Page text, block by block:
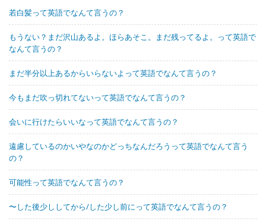
若白髪って英語でなんて言うの？
もうない？まだ沢山あるよ。ほらあそこ。まだ残ってるよ。って英語で
なんて言うの？
まだ半分以上あるからいらないよって英語でなんて言うの？
今もまだ吹っ切れてないって英語でなんて言うの？
会いに行けたらいいなって英語でなんて言うの？
遠慮しているのかいやなのかどっちなんだろうって英語でなんて言う
の？
可能性って英語でなんて言うの？
〜した後少ししてから/した少し前にって英語でなんて言うの？